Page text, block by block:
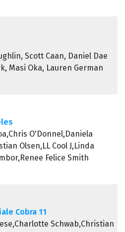
Scott Caan, Daniel Dae
Masi Oka, Lauren German
O'Donnel,Daniela
Olsen,LL Cool J,Linda
Felice Smith
Cobra 11
Schwab,Christian